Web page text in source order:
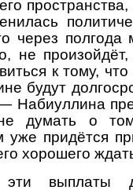
через
не
к тому,
будут
Набиуллина
думать о
придётся
хорошего
выплаты